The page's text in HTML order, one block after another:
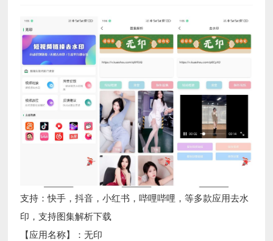
支持：快手，抖音，小红书，哔哩哔哩，等多款应用去水
印，支持图集解析下载
【应用名称】：无印